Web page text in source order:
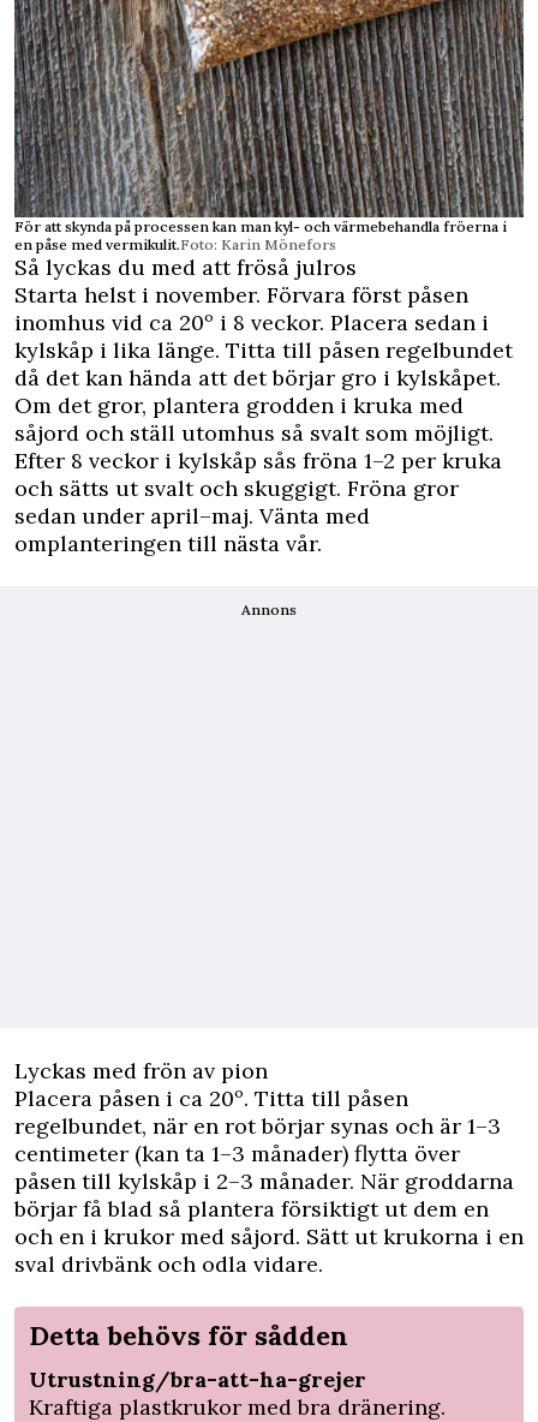
För att skynda på processen kan man kyl- och värmebehandla fröerna i
en påse med vermikulit.Foto: Karin Mönefors
Så lyckas du med att fröså julros
Starta helst i november. Förvara först påsen
inomhus vid ca 20º i 8 veckor. Placera sedan i
kylskåp i lika länge. Titta till påsen regelbundet
då det kan hända att det börjar gro i kylskåpet.
Om det gror, plantera grodden i kruka med
såjord och ställ utomhus så svalt som möjligt.
Efter 8 veckor i kylskåp sås fröna 1–2 per kruka
och sätts ut svalt och skuggigt. Fröna gror
sedan under april–maj. Vänta med
omplanteringen till nästa vår.
Annons
Lyckas med frön av pion
Placera påsen i ca 20º. Titta till påsen
regelbundet, när en rot börjar synas och är 1–3
centimeter (kan ta 1–3 månader) flytta över
påsen till kylskåp i 2–3 månader. När groddarna
börjar få blad så plantera försiktigt ut dem en
och en i krukor med såjord. Sätt ut krukorna i en
sval drivbänk och odla vidare.
Detta behövs för sådden
Utrustning/bra-att-ha-grejer
Kraftiga plastkrukor med bra dränering.